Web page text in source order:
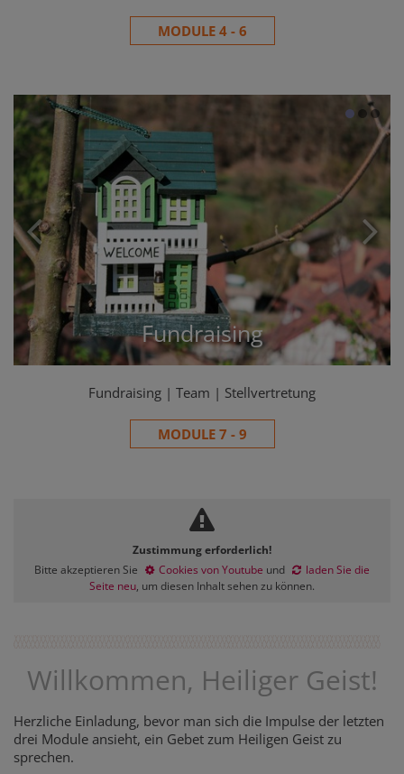
MODULE 4 - 6
Fundraising
Fundraising | Team | Stellvertretung
MODULE 7 - 9
Zustimmung erforderlich!
Bitte akzeptieren Sie
Cookies von Youtube und
laden Sie die
Seite neu, um diesen Inhalt sehen zu können.
Willkommen, Heiliger Geist!
Herzliche Einladung, bevor man sich die Impulse der letzten
drei Module ansieht, ein Gebet zum Heiligen Geist zu
sprechen.